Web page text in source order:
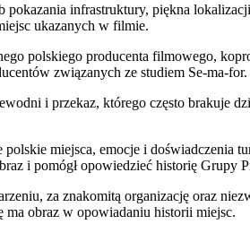
infrastruktury, piękna
ukazanych w filmie.
polskiego producenta filmowego,
związanych ze studiem Se-ma-for.
i przekaz, którego często brakuje
miejsca, emocje i doświadczenia
i pomógł opowiedzieć historię Grupy
za znakomitą organizację oraz
obraz w opowiadaniu historii miejsc.